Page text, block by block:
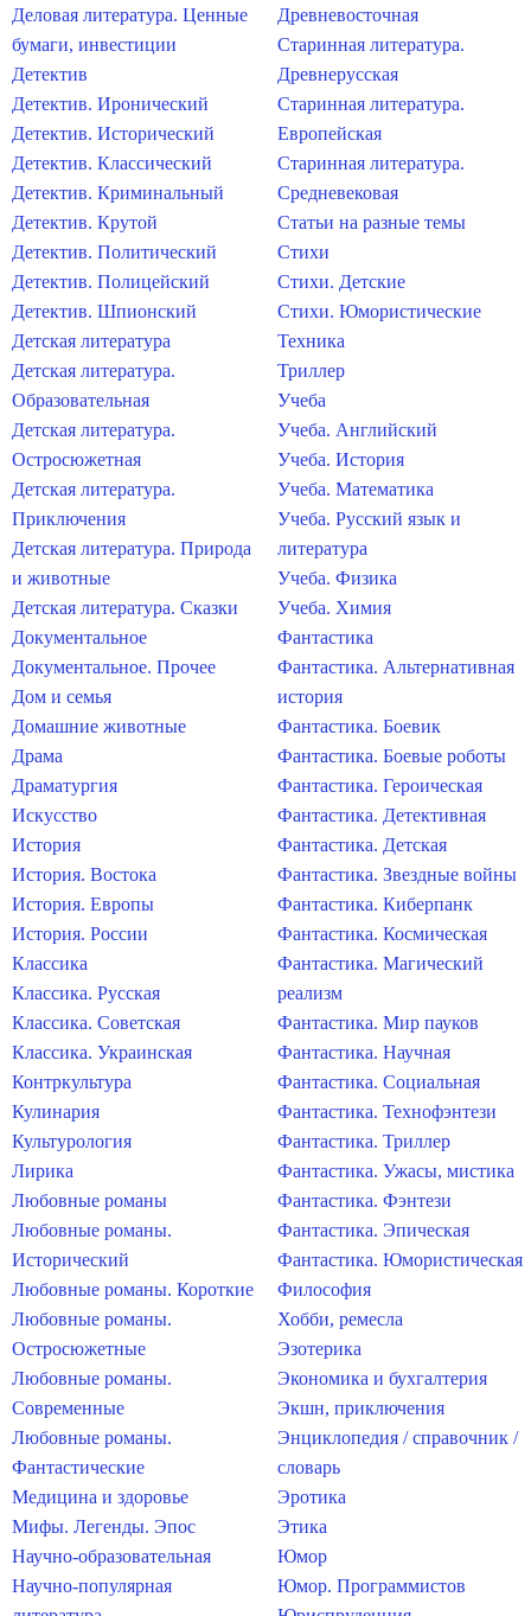
Деловая литература. Ценные
бумаги, инвестиции
Детектив
Детектив. Иронический
Детектив. Исторический
Детектив. Классический
Детектив. Криминальный
Детектив. Крутой
Детектив. Политический
Детектив. Полицейский
Детектив. Шпионский
Детская литература
Детская литература.
Образовательная
Детская литература.
Остросюжетная
Детская литература.
Приключения
Детская литература. Природа
и животные
Детская литература. Сказки
Документальное
Документальное. Прочее
Дом и семья
Домашние животные
Драма
Драматургия
Искусство
История
История. Востока
История. Европы
История. России
Классика
Классика. Русская
Классика. Советская
Классика. Украинская
Контркультура
Кулинария
Культурология
Лирика
Любовные романы
Любовные романы.
Исторический
Любовные романы. Короткие
Любовные романы.
Остросюжетные
Любовные романы.
Современные
Любовные романы.
Фантастические
Медицина и здоровье
Мифы. Легенды. Эпос
Научно-образовательная
Научно-популярная
Древневосточная
Старинная литература.
Древнерусская
Старинная литература.
Европейская
Старинная литература.
Средневековая
Статьи на разные темы
Стихи
Стихи. Детские
Стихи. Юмористические
Техника
Триллер
Учеба
Учеба. Английский
Учеба. История
Учеба. Математика
Учеба. Русский язык и
литература
Учеба. Физика
Учеба. Химия
Фантастика
Фантастика. Альтернативная
история
Фантастика. Боевик
Фантастика. Боевые роботы
Фантастика. Героическая
Фантастика. Детективная
Фантастика. Детская
Фантастика. Звездные войны
Фантастика. Киберпанк
Фантастика. Космическая
Фантастика. Магический
реализм
Фантастика. Мир пауков
Фантастика. Научная
Фантастика. Социальная
Фантастика. Технофэнтези
Фантастика. Триллер
Фантастика. Ужасы, мистика
Фантастика. Фэнтези
Фантастика. Эпическая
Фантастика. Юмористическая
Философия
Хобби, ремесла
Эзотерика
Экономика и бухгалтерия
Экшн, приключения
Энциклопедия / справочник /
словарь
Эротика
Этика
Юмор
Юмор. Программистов